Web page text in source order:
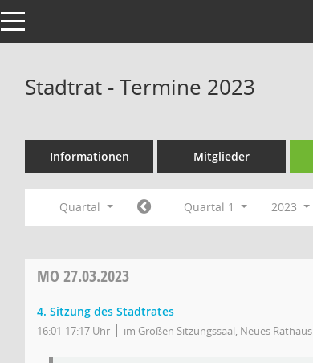
Toggle navigation
Stadtrat - Termine 2023
Informationen Mitglieder
Quartal Quartal 1 2023
MO 27.03.2023
4. Sitzung des Stadtrates
16:01-17:17 Uhr im Großen Sitzungssaal, Neues Rathaus